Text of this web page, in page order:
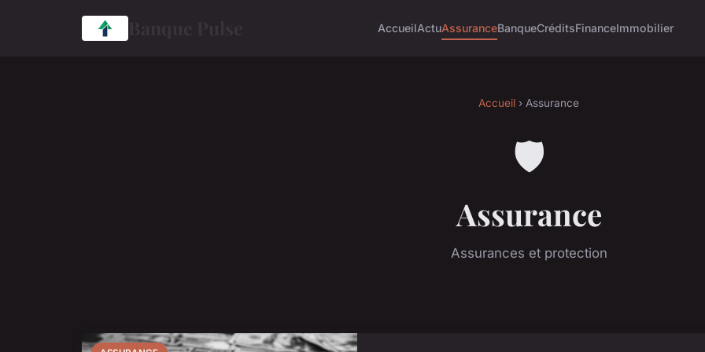
AccueilActuAssuranceBanqueCréditsFinanceImmobilier
Accueil › Assurance
🛡️
Assurance
Assurances et protection